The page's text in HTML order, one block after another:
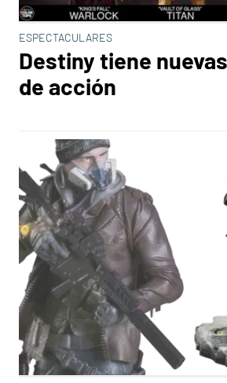
ESPECTACULARES
Destiny tiene
de acción